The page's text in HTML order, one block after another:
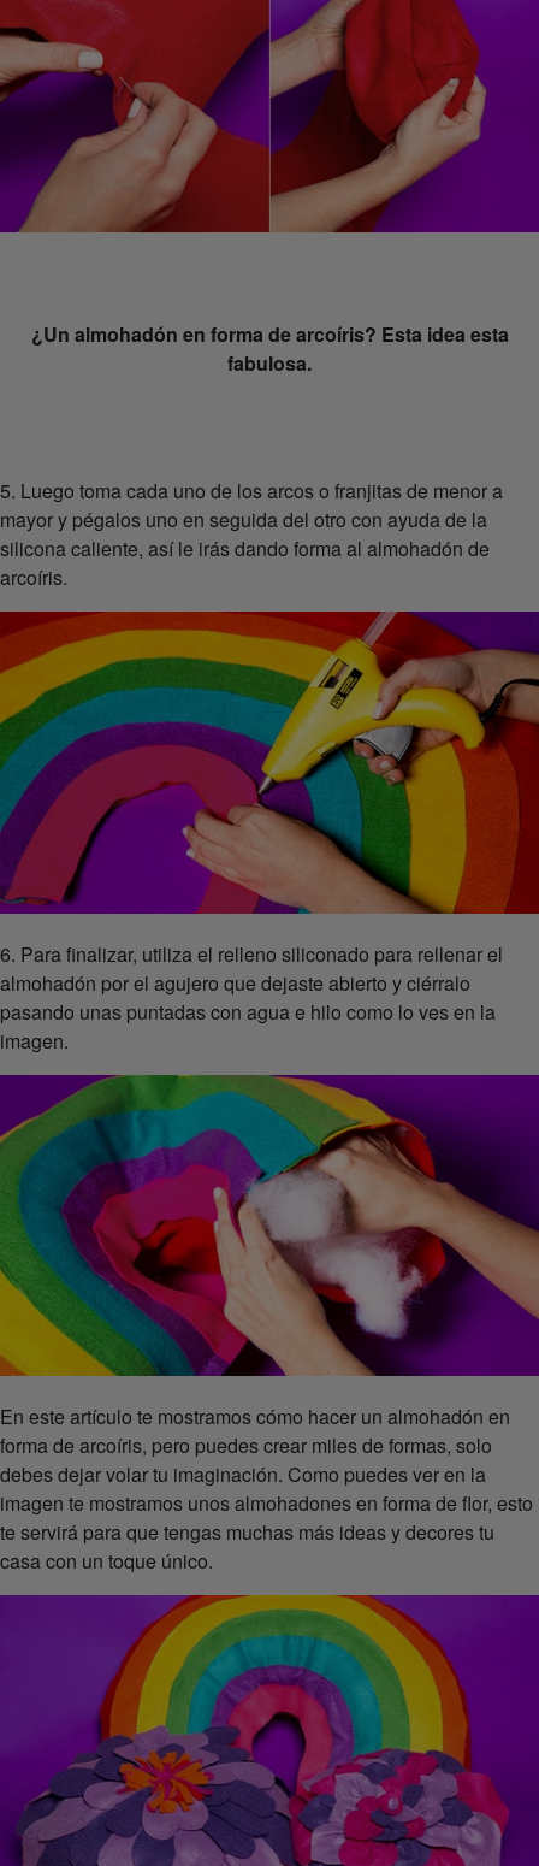
¿Un almohadón en forma de arcoíris? Esta idea esta
fabulosa.
5. Luego toma cada uno de los arcos o franjitas de menor a
mayor y pégalos uno en seguida del otro con ayuda de la
silicona caliente, así le irás dando forma al almohadón de
arcoíris.
6. Para finalizar, utiliza el relleno siliconado para rellenar el
almohadón por el agujero que dejaste abierto y ciérralo
pasando unas puntadas con agua e hilo como lo ves en la
imagen.
En este artículo te mostramos cómo hacer un almohadón en
forma de arcoíris, pero puedes crear miles de formas, solo
debes dejar volar tu imaginación. Como puedes ver en la
imagen te mostramos unos almohadones en forma de flor, esto
te servirá para que tengas muchas más ideas y decores tu
casa con un toque único.